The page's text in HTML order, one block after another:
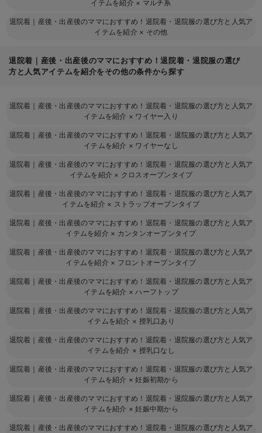
イテムを紹介 × マルチ系
退院着｜産後・出産後のママにおすすめ！退院着・退院服の選び方と人気ア
イテムを紹介 × その他
退院着｜産後・出産後のママにおすすめ！退院着・退院服の選び
方と人気アイテムを紹介をその他の条件から探す
退院着｜産後・出産後のママにおすすめ！退院着・退院服の選び方と人気ア
イテムを紹介 × ワイヤー入り
退院着｜産後・出産後のママにおすすめ！退院着・退院服の選び方と人気ア
イテムを紹介 × ワイヤーなし
退院着｜産後・出産後のママにおすすめ！退院着・退院服の選び方と人気ア
イテムを紹介 × クロスオープンタイプ
退院着｜産後・出産後のママにおすすめ！退院着・退院服の選び方と人気ア
イテムを紹介 × ストラップオープンタイプ
退院着｜産後・出産後のママにおすすめ！退院着・退院服の選び方と人気ア
イテムを紹介 × カンタンオープンタイプ
退院着｜産後・出産後のママにおすすめ！退院着・退院服の選び方と人気ア
イテムを紹介 × フロントオープンタイプ
退院着｜産後・出産後のママにおすすめ！退院着・退院服の選び方と人気ア
イテムを紹介 ×ハーフトップ
退院着｜産後・出産後のママにおすすめ！退院着・退院服の選び方と人気ア
イテムを紹介 × 授乳口あり
退院着｜産後・出産後のママにおすすめ！退院着・退院服の選び方と人気ア
イテムを紹介 × 授乳口なし
退院着｜産後・出産後のママにおすすめ！退院着・退院服の選び方と人気ア
イテムを紹介 ×妊娠初期から
退院着｜産後・出産後のママにおすすめ！退院着・退院服の選び方と人気ア
イテムを紹介 ×妊娠中期から
退院着｜産後・出産後のママにおすすめ！退院着・退院服の選び方と人気ア